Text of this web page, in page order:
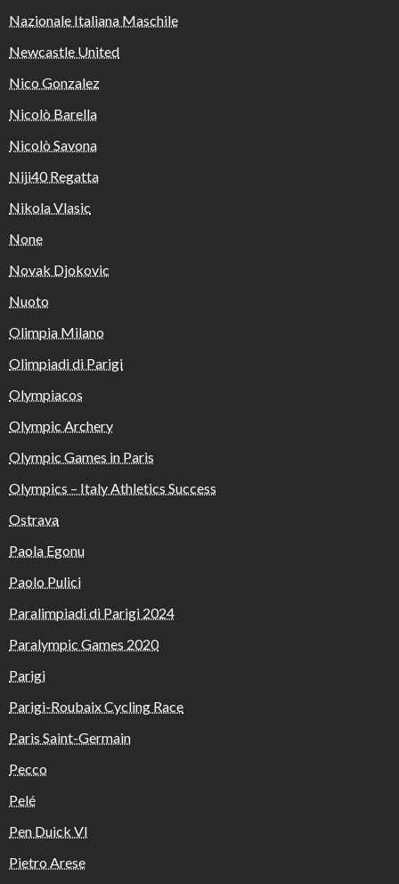
Nazionale Italiana Maschile
Newcastle United
Nico Gonzalez
Nicolò Barella
Nicolò Savona
Niji40 Regatta
Nikola Vlasic
None
Novak Djokovic
Nuoto
Olimpia Milano
Olimpiadi di Parigi
Olympiacos
Olympic Archery
Olympic Games in Paris
Olympics – Italy Athletics Success
Ostrava
Paola Egonu
Paolo Pulici
Paralimpiadi di Parigi 2024
Paralympic Games 2020
Parigi
Parigi-Roubaix Cycling Race
Paris Saint-Germain
Pecco
Pelé
Pen Duick VI
Pietro Arese